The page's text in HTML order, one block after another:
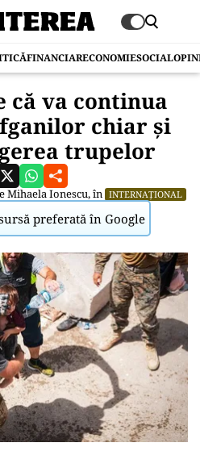
FINANCIARECONOMIESOCIAL
că va continua
chiar și
trupelor
Mihaela Ionescu, în INTERNAȚIONAL
preferată în Google